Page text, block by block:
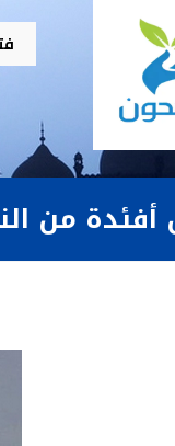
أفئدة من